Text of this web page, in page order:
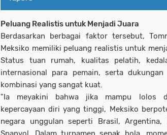
Peluang Realistis untuk Menjadi Juara
Berdasarkan berbagai faktor tersebut,
Meksiko memiliki peluang realistis untuk
Status tuan rumah, kualitas pelatih,
internasional para pemain, serta
kombinasi yang sangat kuat.
"Ia meyakini bahwa jika mampu lolos
kepercayaan diri yang tinggi, Meksiko
negara unggulan seperti Brasil, Argentina,